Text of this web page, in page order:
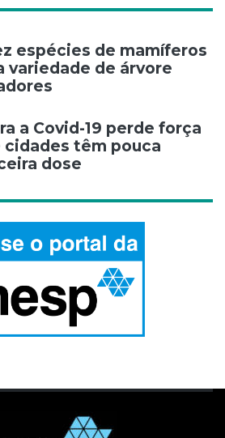
de Post
espécies de mamíferos
variedade de árvore
a Covid-19 perde força
cidades têm pouca
dose